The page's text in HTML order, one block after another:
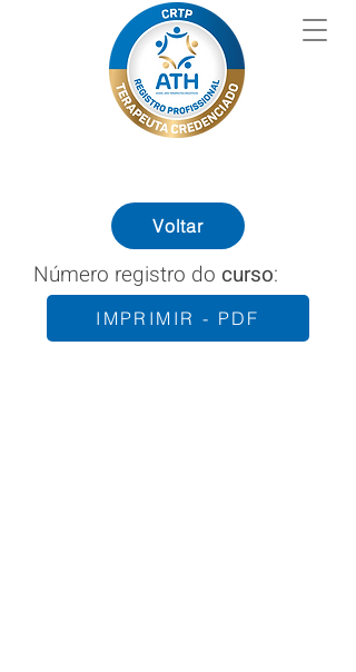
Voltar
Número registro do curso:
IMPRIMIR - PDF